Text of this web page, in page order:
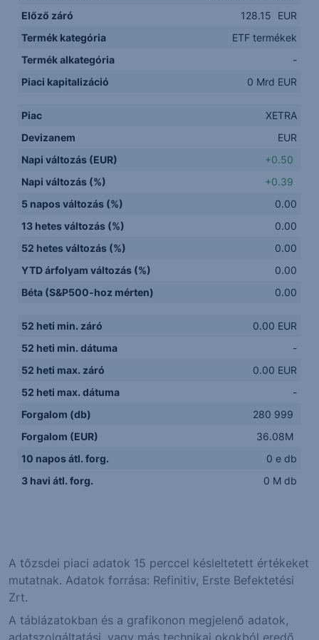
Előző záró
128.15
EUR
Termék kategória
ETF termékek
Termék alkategória
-
Piaci kapitalizáció
0 Mrd EUR
Piac
XETRA
Devizanem
EUR
Napi változás (EUR)
+0.50
Napi változás (%)
+0.39
5 napos változás (%)
0.00
13 hetes változás (%)
0.00
52 hetes változás (%)
0.00
YTD árfolyam változás (%)
0.00
Béta (S&P500-hoz mérten)
0.00
52 heti min. záró
0.00 EUR
52 heti min. dátuma
-
52 heti max. záró
0.00 EUR
52 heti max. dátuma
-
Forgalom (db)
280 999
Forgalom (EUR)
36.08M
10 napos átl. forg.
0 e db
3 havi átl. forg.
0 M db
A tőzsdei piaci adatok 15 perccel késleltetett értékeket
mutatnak. Adatok forrása: Refinitiv, Erste Befektetési
Zrt.
A táblázatokban és a grafikonon megjelenő adatok,
adatszolgáltatási, vagy más technikai okokból eredő